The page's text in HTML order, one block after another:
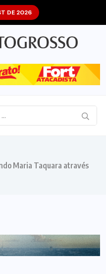
DE 2026
Maria Taquara através